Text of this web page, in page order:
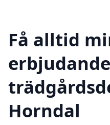
Få alltid
Horndal